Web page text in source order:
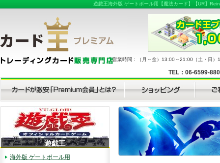
遊戯王海外版 ゲートボール用【魔法カード】【UR】
営業時間：（月～金）13:00～21:00（土・日
TEL：06-6599-
遊戯王
海外版 ゲートボール用